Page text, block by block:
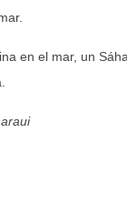
en el mar, un